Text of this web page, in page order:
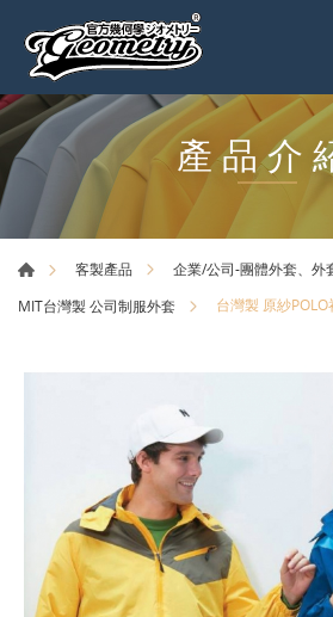
產品介
客製產品
企業/公司-團體外套、外
MIT台灣製 公司制服外套
台灣製 原紗